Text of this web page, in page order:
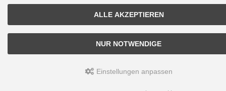
ALLE AKZEPTIEREN
NUR NOTWENDIGE
Einstellungen anpassen